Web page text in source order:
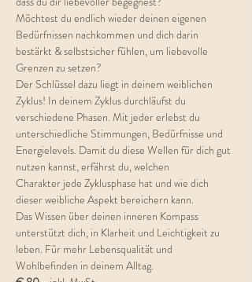
Möchtest du endlich wieder deinen eigenen
Bedürfnissen nachkommen und dich darin
bestärkt & selbstsicher fühlen, um liebevolle
Grenzen zu setzen?
Der Schlüssel dazu liegt in deinem weiblichen
Zyklus! In deinem Zyklus durchläufst du
verschiedene Phasen. Mit jeder erlebst du
unterschiedliche Stimmungen, Bedürfnisse und
Energielevels. Damit du diese Wellen für dich gut
nutzen kannst, erfährst du, welchen
Charakter jede Zyklusphase hat und wie dich
dieser weibliche Aspekt bereichern kann.
Das Wissen über deinen inneren Kompass
unterstützt dich, in Klarheit und Leichtigkeit zu
leben. Für mehr Lebensqualität und
Wohlbefinden in deinem Alltag.